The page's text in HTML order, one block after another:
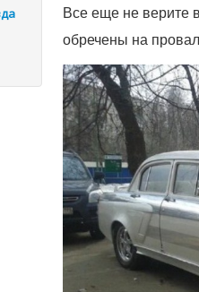
Все еще не верите
обречены на